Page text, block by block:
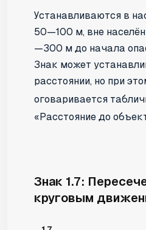
Устанавливаются в
50—100 м, вне
—300 м до начала
Знак может
расстоянии, но при
оговаривается
«Расстояние до
Знак 1.7:
круговым